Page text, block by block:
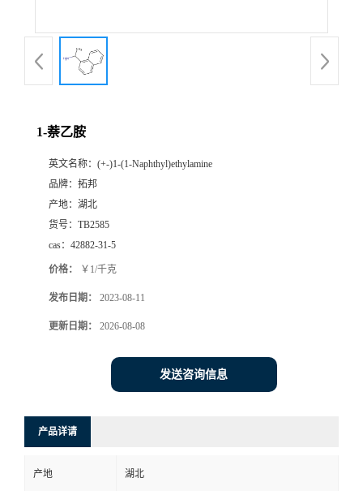
1-萘乙胺
英文名称： (+-)1-(1-Naphthyl)ethylamine
品牌： 拓邦
产地： 湖北
货号： TB2585
cas： 42882-31-5
价格： ￥1/千克
发布日期： 2023-08-11
更新日期： 2026-08-08
发送咨询信息
产品详请
产地 湖北